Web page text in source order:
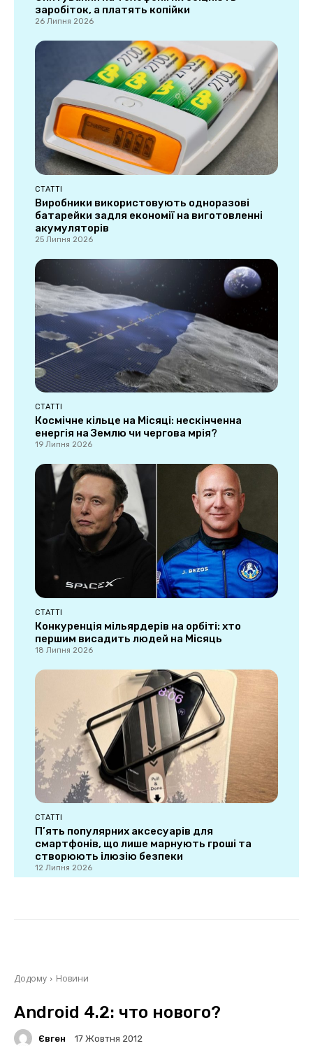
заробіток, а платять копійки
26 Липня 2026
СТАТТІ
Виробники використовують одноразові
батарейки задля економії на виготовленні
акумуляторів
25 Липня 2026
СТАТТІ
Космічне кільце на Місяці: нескінченна
енергія на Землю чи чергова мрія?
19 Липня 2026
СТАТТІ
Конкуренція мільярдерів на орбіті: хто
першим висадить людей на Місяць
18 Липня 2026
СТАТТІ
П’ять популярних аксесуарів для
смартфонів, що лише марнують гроші та
створюють ілюзію безпеки
12 Липня 2026